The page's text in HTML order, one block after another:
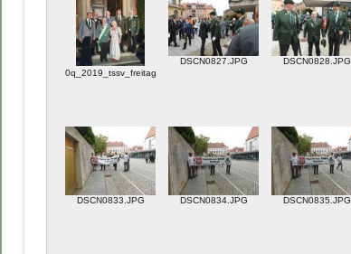
0q_2019_tssv_freitag_rathaus.jpg
DSCN0827.JPG DSCN0828.JPG
DSCN0833.JPG DSCN0834.JPG DSCN0835.JPG